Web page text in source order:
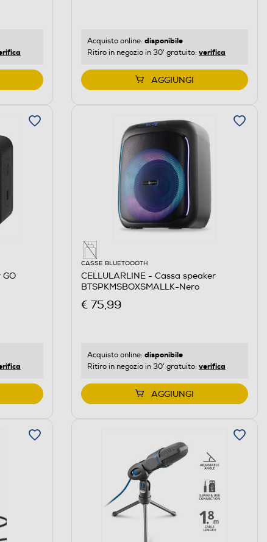
Acquisto online: disponibile
Ritiro in negozio in 30' gratuito: verifica
AGGIUNGI
CASSE BLUETOOOTH
CELLULARLINE - Cassa speaker
BTSPKMSBOXSMALLK-Nero
€ 75,99
Acquisto online: disponibile
Ritiro in negozio in 30' gratuito: verifica
AGGIUNGI